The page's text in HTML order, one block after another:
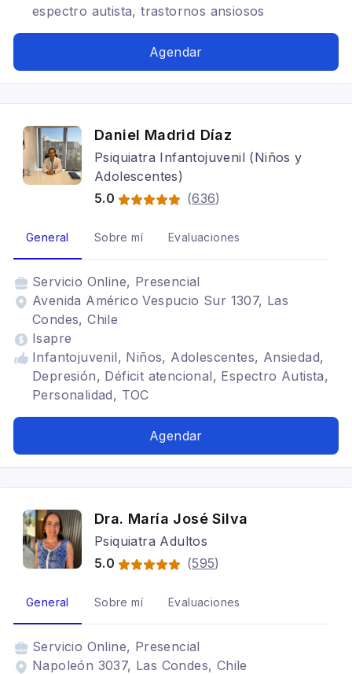
espectro autista, trastornos ansiosos
Agendar
Daniel Madrid Díaz
Psiquiatra Infantojuvenil (Niños y
Adolescentes)
5.0
(636)
General Sobre mí Evaluaciones
Servicio Online, Presencial
Avenida Américo Vespucio Sur 1307, Las
Condes, Chile
Isapre
Infantojuvenil, Niños, Adolescentes, Ansiedad,
Depresión, Déficit atencional, Espectro Autista,
Personalidad, TOC
Agendar
Dra. María José Silva
Psiquiatra Adultos
5.0
(595)
General Sobre mí Evaluaciones
Servicio Online, Presencial
Napoleón 3037, Las Condes, Chile